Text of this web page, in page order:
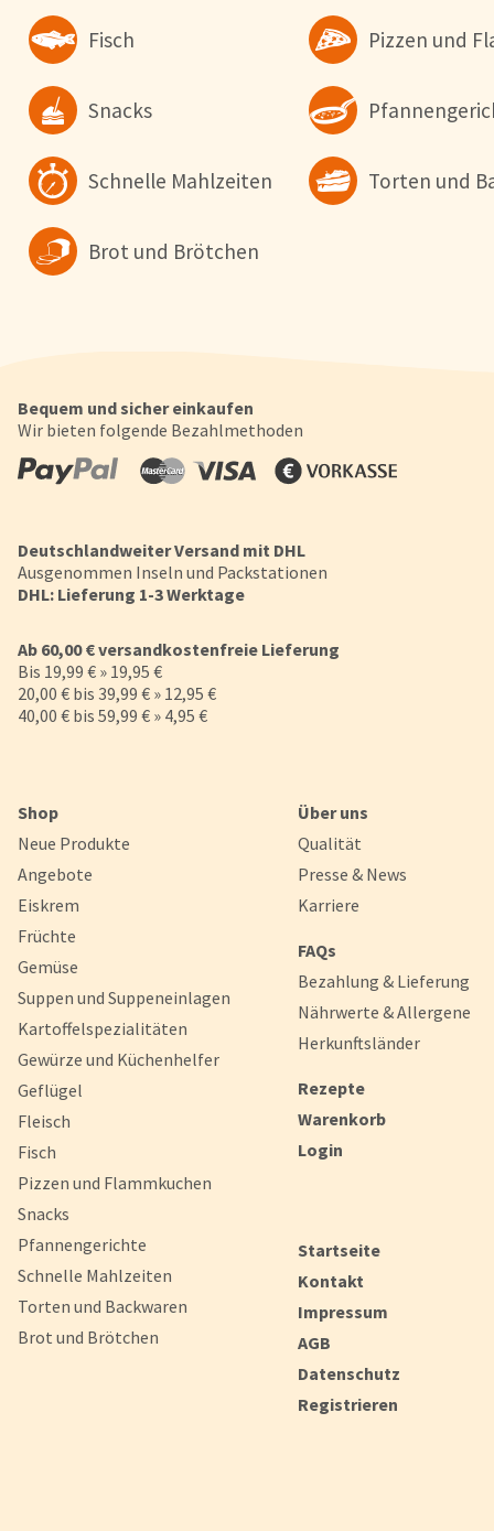
Fisch Pizzen und
Snacks
Schnelle Mahlzeiten Torten und
Brot und Brötchen
Bequem und sicher einkaufen
Wir bieten folgende Bezahlmethoden
Deutschlandweiter Versand mit DHL
Ausgenommen Inseln und Packstationen
DHL: Lieferung 1-3 Werktage
Ab 60,00 € versandkostenfreie Lieferung
Bis 19,99 € » 19,95 €
20,00 € bis 39,99 € » 12,95 €
40,00 € bis 59,99 € » 4,95 €
Shop
Neue Produkte
Angebote
Eiskrem
Früchte
Gemüse
Suppen und Suppeneinlagen
Kartoffelspezialitäten
Gewürze und Küchenhelfer
Geflügel
Fleisch
Fisch
Pizzen und Flammkuchen
Snacks
Pfannengerichte
Schnelle Mahlzeiten
Torten und Backwaren
Brot und Brötchen
Über uns
Qualität
Presse & News
Karriere
FAQs
Bezahlung & Lieferung
Nährwerte & Allergene
Herkunftsländer
Rezepte
Warenkorb
Login
Startseite
Kontakt
Impressum
AGB
Datenschutz
Registrieren
'Alle akzeptieren' stimmen Sie der Verwendung zu. Über den
'Konfigurieren' können Sie auswählen, welche Cookies Sie
wollen. Weitere Informationen erhalten Sie in unserer